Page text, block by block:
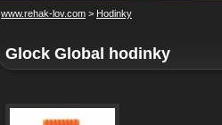
www.rehak-lov.com > Hodinky
Glock Global hodinky